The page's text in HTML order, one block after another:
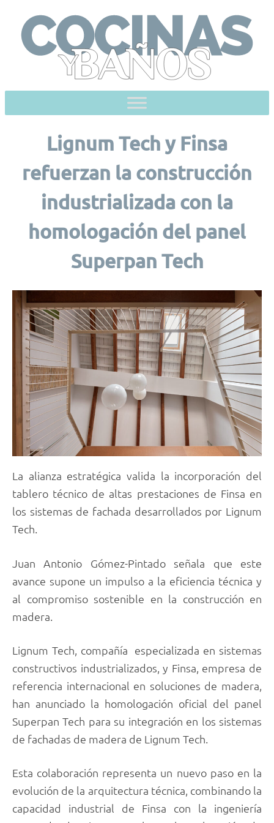
content
Lignum Tech y Finsa
refuerzan la construcción
industrializada con la
homologación del panel
Superpan Tech
La alianza estratégica valida la incorporación del
tablero técnico de altas prestaciones de Finsa en
los sistemas de fachada desarrollados por Lignum
Tech.
Juan Antonio Gómez-Pintado señala que este
avance supone un impulso a la eficiencia técnica y
al compromiso sostenible en la construcción en
madera.
Lignum Tech, compañía especializada en sistemas
constructivos industrializados, y Finsa, empresa de
referencia internacional en soluciones de madera,
han anunciado la homologación oficial del panel
Superpan Tech para su integración en los sistemas
de fachadas de madera de Lignum Tech.
Esta colaboración representa un nuevo paso en la
evolución de la arquitectura técnica, combinando la
capacidad industrial de Finsa con la ingeniería